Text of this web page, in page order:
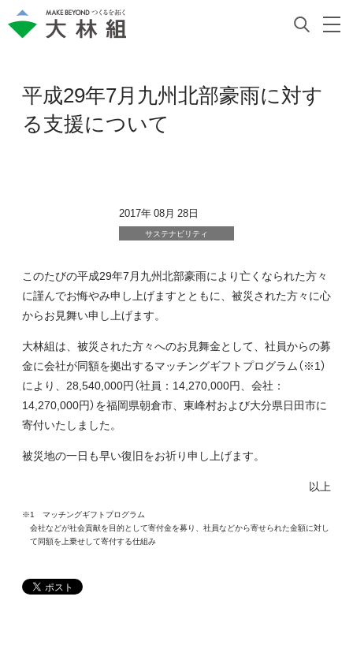
平成29年7月九州北部豪雨に対す
る支援について
2017年 08月 28日
サステナビリティ
このたびの平成29年7月九州北部豪雨により亡くなられた方々
に謹んでお悔やみ申し上げますとともに、被災された方々に心
からお見舞い申し上げます。
大林組は、被災された方々へのお見舞金として、社員からの募
金に会社が同額を拠出するマッチングギフトプログラム（※1）
により、28,540,000円（社員：14,270,000円、会社：
14,270,000円）を福岡県朝倉市、東峰村および大分県日田市に
寄付いたしました。
被災地の一日も早い復旧をお祈り申し上げます。
以上
※1 マッチングギフトプログラム
会社などが社会貢献を目的として寄付金を募り、社員などから寄せられた金額に対し
て同額を上乗せして寄付する仕組み